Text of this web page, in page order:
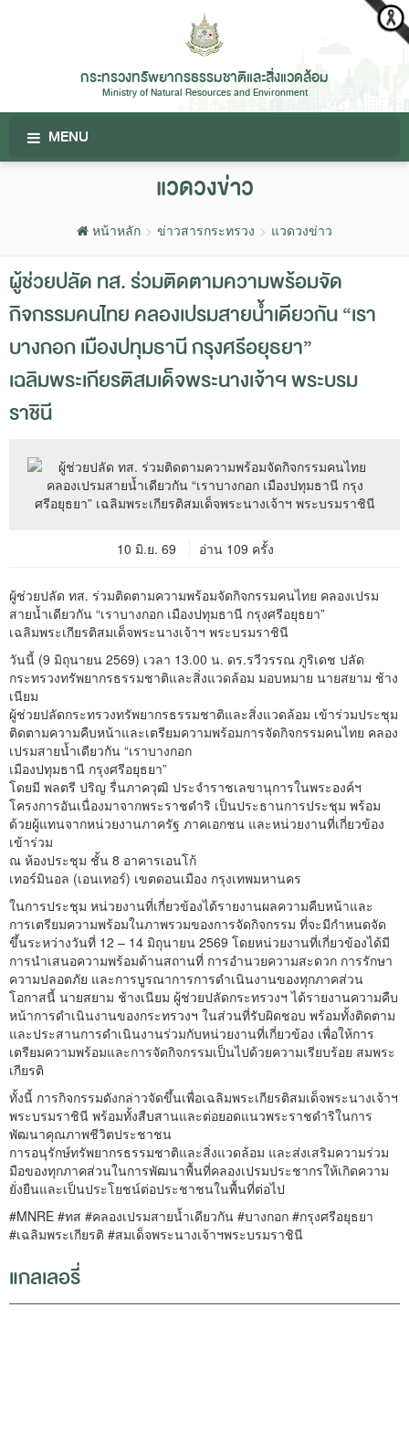
กระทรวงทรัพยากรธรรมชาติและสิ่งแวดล้อม
Ministry of Natural Resources and Environment
MENU
แวดวงข่าว
หน้าหลัก ข่าวสารกระทรวง แวดวงข่าว
ผู้ช่วยปลัด ทส. ร่วมติดตามความพร้อมจัด
กิจกรรมคนไทย คลองเปรมสายน้ำเดียวกัน “เรา
บางกอก เมืองปทุมธานี กรุงศรีอยุธยา”
เฉลิมพระเกียรติสมเด็จพระนางเจ้าฯ พระบรม
ราชินี
10 มิ.ย. 69 อ่าน 109 ครั้ง
ผู้ช่วยปลัด ทส. ร่วมติดตามความพร้อมจัดกิจกรรมคนไทย คลองเปรม
สายน้ำเดียวกัน “เราบางกอก เมืองปทุมธานี กรุงศรีอยุธยา”
เฉลิมพระเกียรติสมเด็จพระนางเจ้าฯ พระบรมราชินี
วันนี้ (9 มิถุนายน 2569) เวลา 13.00 น. ดร.รวีวรรณ ภูริเดช ปลัด
กระทรวงทรัพยากรธรรมชาติและสิ่งแวดล้อม มอบหมาย นายสยาม ช้าง
เนียม
ผู้ช่วยปลัดกระทรวงทรัพยากรธรรมชาติและสิ่งแวดล้อม เข้าร่วมประชุม
ติดตามความคืบหน้าและเตรียมความพร้อมการจัดกิจกรรมคนไทย คลอง
เปรมสายน้ำเดียวกัน “เราบางกอก
เมืองปทุมธานี กรุงศรีอยุธยา”
โดยมี พลตรี ปริญ รื่นภาควุฒิ ประจำราชเลขานุการในพระองค์ฯ
โครงการอันเนื่องมาจากพระราชดำริ เป็นประธานการประชุม พร้อม
ด้วยผู้แทนจากหน่วยงานภาครัฐ ภาคเอกชน และหน่วยงานที่เกี่ยวข้อง
เข้าร่วม
ณ ห้องประชุม ชั้น 8 อาคารเอนโก้
เทอร์มินอล (เอนเทอร์) เขตดอนเมือง กรุงเทพมหานคร
ในการประชุม หน่วยงานที่เกี่ยวข้องได้รายงานผลความคืบหน้าและ
การเตรียมความพร้อมในภาพรวมของการจัดกิจกรรม ที่จะมีกำหนดจัด
ขึ้นระหว่างวันที่ 12 – 14 มิถุนายน 2569 โดยหน่วยงานที่เกี่ยวข้องได้มี
การนำเสนอความพร้อมด้านสถานที่ การอำนวยความสะดวก การรักษา
ความปลอดภัย และการบูรณาการการดำเนินงานของทุกภาคส่วน
โอกาสนี้ นายสยาม ช้างเนียม ผู้ช่วยปลัดกระทรวงฯ ได้รายงานความคืบ
หน้าการดำเนินงานของกระทรวงฯ ในส่วนที่รับผิดชอบ พร้อมทั้งติดตาม
และประสานการดำเนินงานร่วมกับหน่วยงานที่เกี่ยวข้อง เพื่อให้การ
เตรียมความพร้อมและการจัดกิจกรรมเป็นไปด้วยความเรียบร้อย สมพระ
เกียรติ
ทั้งนี้ การกิจกรรมดังกล่าวจัดขึ้นเพื่อเฉลิมพระเกียรติสมเด็จพระนางเจ้าฯ
พระบรมราชินี พร้อมทั้งสืบสานและต่อยอดแนวพระราชดำริในการ
พัฒนาคุณภาพชีวิตประชาชน
การอนุรักษ์ทรัพยากรธรรมชาติและสิ่งแวดล้อม และส่งเสริมความร่วม
มือของทุกภาคส่วนในการพัฒนาพื้นที่คลองเปรมประชากรให้เกิดความ
ยั่งยืนและเป็นประโยชน์ต่อประชาชนในพื้นที่ต่อไป
#MNRE #ทส #คลองเปรมสายน้ำเดียวกัน #บางกอก #กรุงศรีอยุธยา
#เฉลิมพระเกียรติ #สมเด็จพระนางเจ้าฯพระบรมราชินี
แกลเลอรี่